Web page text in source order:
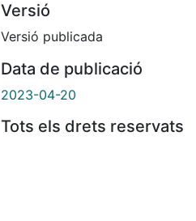
Versió
Versió publicada
Data de publicació
2023-04-20
Tots els drets reservats